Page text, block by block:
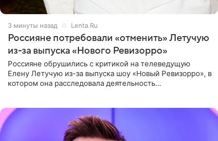
3 минуты назад Lenta.Ru
Россияне потребовали «отменить» Летучую
из-за выпуска «Нового Ревизорро»
Россияне обрушились с критикой на телеведущую
Елену Летучую из-за выпуска шоу «Новый Ревизорро», в
котором она расследовала деятельность